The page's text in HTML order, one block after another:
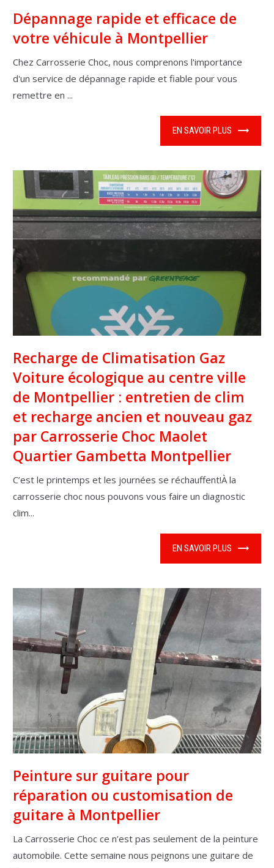
Dépannage rapide et efficace de
votre véhicule à Montpellier
Chez Carrosserie Choc, nous comprenons l'importance
d'un service de dépannage rapide et fiable pour vous
remettre en ...
EN SAVOIR PLUS
Recharge de Climatisation Gaz
Voiture écologique au centre ville
de Montpellier : entretien de clim
et recharge ancien et nouveau gaz
par Carrosserie Choc Maolet
Quartier Gambetta Montpellier
C’est le printemps et les journées se réchauffent!À la
carrosserie choc nous pouvons vous faire un diagnostic
clim...
EN SAVOIR PLUS
Peinture sur guitare pour
réparation ou customisation de
guitare à Montpellier
La Carrosserie Choc ce n’est pas seulement de la peinture
automobile. Cette semaine nous peignons une guitare de